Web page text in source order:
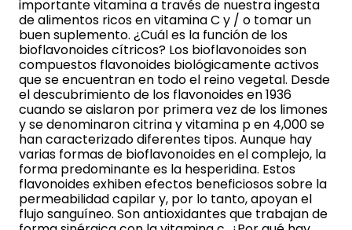
importante vitamina a través de nuestra ingesta
de alimentos ricos en vitamina C y / o tomar un
buen suplemento. ¿Cuál es la función de los
bioflavonoides cítricos? Los bioflavonoides son
compuestos flavonoides biológicamente activos
que se encuentran en todo el reino vegetal. Desde
el descubrimiento de los flavonoides en 1936
cuando se aislaron por primera vez de los limones
y se denominaron citrina y vitamina p en 4,000 se
han caracterizado diferentes tipos. Aunque hay
varias formas de bioflavonoides en el complejo, la
forma predominante es la hesperidina. Estos
flavonoides exhiben efectos beneficiosos sobre la
permeabilidad capilar y, por lo tanto, apoyan el
flujo sanguíneo. Son antioxidantes que trabajan de